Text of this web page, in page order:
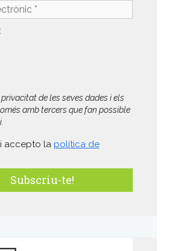
de les seves dades i els
amb tercers que fan possible
accepto la política de